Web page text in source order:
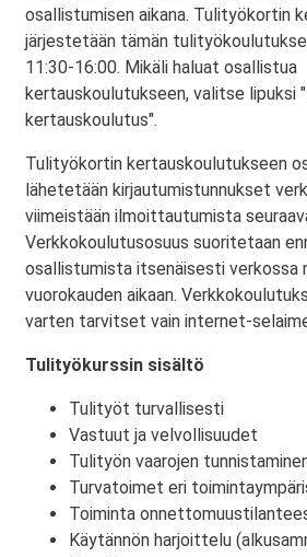
osallistumisen aikana. Tulityökortin
järjestetään tämän
11:30-16:00. Mikäli haluat osallistua
kertauskoulutukseen, valitse lipuksi
kertauskoulutus".
Tulityökortin kertauskoulutukseen
lähetetään kirjautumistunnukset
viimeistään ilmoittautumista
Verkkokoulutusosuus suoritetaan
osallistumista itsenäisesti verkossa
vuorokauden aikaan.
varten tarvitset vain internet-
Tulityökurssin sisältö
Tulityöt turvallisesti
Vastuut ja velvollisuudet
Tulityön vaarojen
Turvatoimet eri
Toiminta
Käytännön harjoittelu